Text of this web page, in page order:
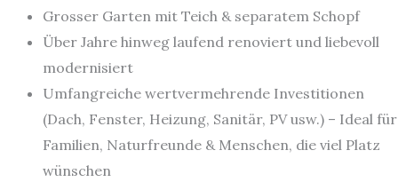
Grosser Garten mit Teich & separatem Schopf
Über Jahre hinweg laufend renoviert und liebevoll
modernisiert
Umfangreiche wertvermehrende Investitionen
(Dach, Fenster, Heizung, Sanitär, PV usw.) – Ideal für
Familien, Naturfreunde & Menschen, die viel Platz
wünschen